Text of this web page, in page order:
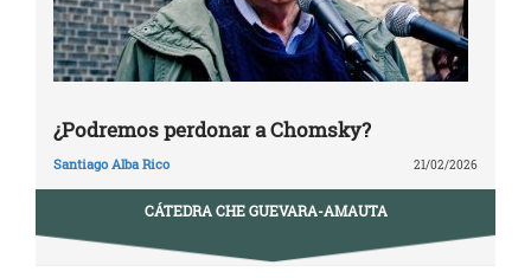
¿Podremos perdonar a Chomsky?
Santiago Alba Rico 21/02/2026
CÁTEDRA CHE GUEVARA-AMAUTA